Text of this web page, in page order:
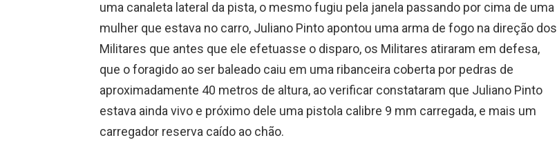
uma canaleta lateral da pista, o mesmo fugiu pela janela passando por cima de uma
mulher que estava no carro, Juliano Pinto apontou uma arma de fogo na direção dos
Militares que antes que ele efetuasse o disparo, os Militares atiraram em defesa,
que o foragido ao ser baleado caiu em uma ribanceira coberta por pedras de
aproximadamente 40 metros de altura, ao verificar constataram que Juliano Pinto
estava ainda vivo e próximo dele uma pistola calibre 9 mm carregada, e mais um
carregador reserva caído ao chão.